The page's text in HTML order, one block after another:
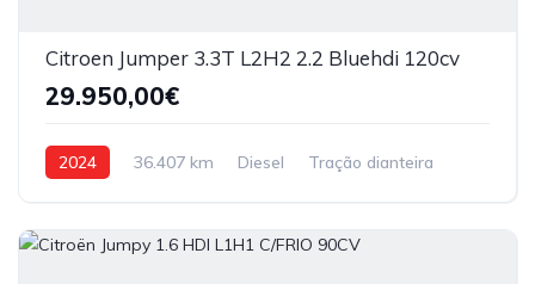
Citroen Jumper 3.3T L2H2 2.2 Bluehdi 120cv
29.950,00€
2024 36.407 km Diesel Tração dianteira